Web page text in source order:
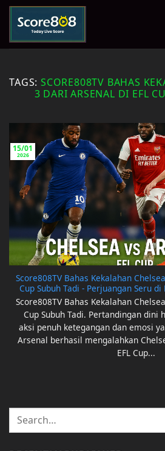
Skip
content
TAGS:SCORE808TV BAHAS
3 DARI ARSENAL DI EFL
Score808TV Bahas Kekalahan
Cup Subuh Tadi - Perjuangan Seru
Score808TV Bahas Kekalahan
Cup Subuh Tadi. Pertandingan
aksi penuh ketegangan dan emosi
Arsenal berhasil mengalahkan
EFL Cup...
15/01
2026